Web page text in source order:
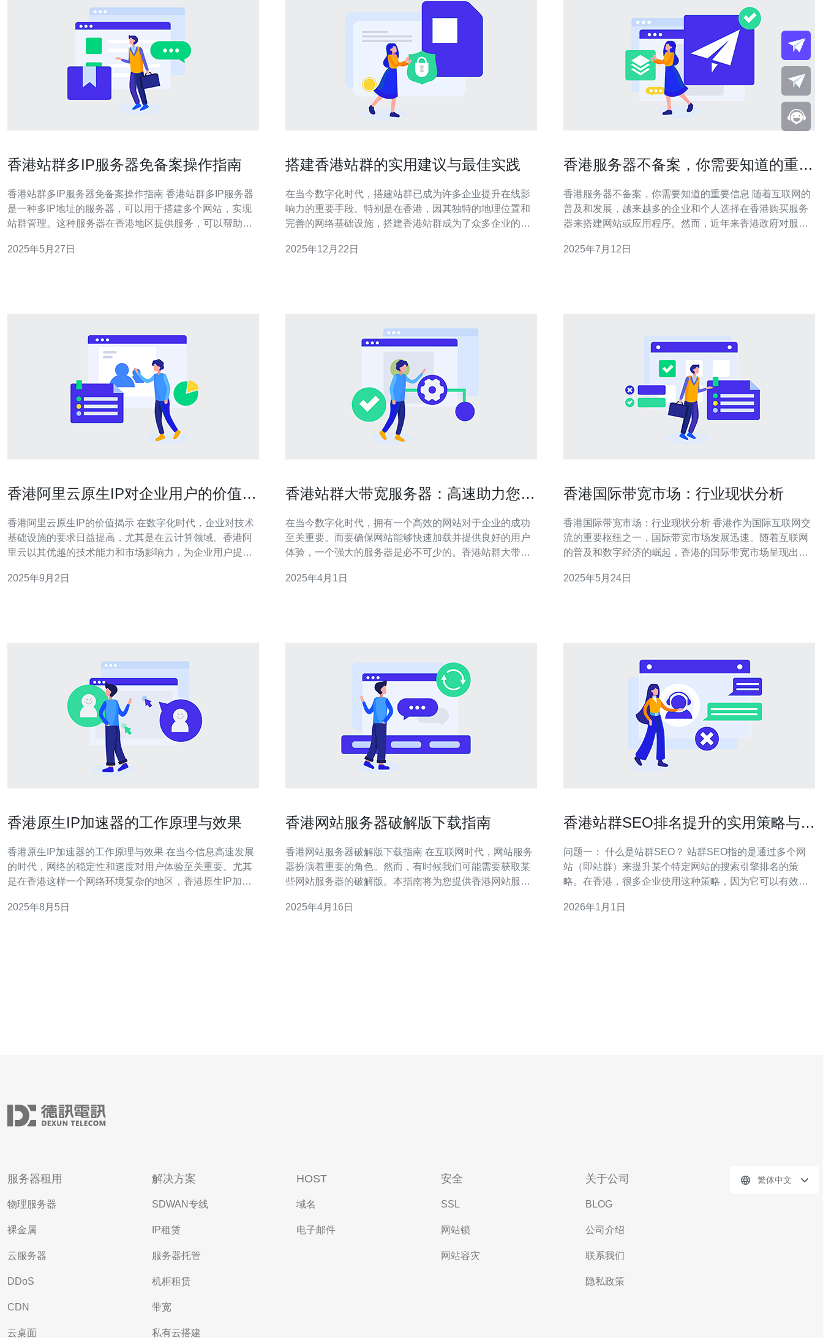
香港站群多IP服务器免备案操作指南
香港站群多IP服务器免备案操作指南 香港站群多IP服务器
是一种多IP地址的服务器，可以用于搭建多个网站，实现
站群管理。这种服务器在香港地区提供服务，可以帮助网
下优势： 稳定的网络环境，保障网站访问速度 丰富的IP资
2025年5月27日
搭建香港站群的实用建议与最佳实践
在当今数字化时代，搭建站群已成为许多企业提升在线影
响力的重要手段。特别是在香港，因其独特的地理位置和
完善的网络基础设施，搭建香港站群成为了众多企业的选
效的香港站群，分享一些最佳实践和实用建议，帮助您实
2025年12月22日
香港服务器不备案，你需要知道的重要
香港服务器不备案，你需要知道的重要信息 随着互联网的
普及和发展，越来越多的企业和个人选择在香港购买服务
器来搭建网站或应用程序。然而，近年来香港政府对服务
有什么影响感到困惑。下面就让我们来了解一下这方面的
2025年7月12日
香港阿里云原生IP对企业用户的价值剖
香港阿里云原生IP的价值揭示 在数字化时代，企业对技术
基础设施的要求日益提高，尤其是在云计算领域。香港阿
里云以其优越的技术能力和市场影响力，为企业用户提供
生IP的价值，帮助企业更好地理解其在业务发展中的重要
2025年9月2日
香港站群大带宽服务器：高速助力您的
在当今数字化时代，拥有一个高效的网站对于企业的成功
至关重要。而要确保网站能够快速加载并提供良好的用户
体验，一个强大的服务器是必不可少的。香港站群大带宽
可靠的性能，让您的网站在竞争激烈的在线世界中脱颖而
2025年4月1日
香港国际带宽市场：行业现状分析
香港国际带宽市场：行业现状分析 香港作为国际互联网交
流的重要枢纽之一，国际带宽市场发展迅速。随着互联网
的普及和数字经济的崛起，香港的国际带宽市场呈现出蓬
总体规模持续扩大，预计未来几年将保持增长趋势。香港
2025年5月24日
香港原生IP加速器的工作原理与效果
香港原生IP加速器的工作原理与效果 在当今信息高速发展
的时代，网络的稳定性和速度对用户体验至关重要。尤其
是在香港这样一个网络环境复杂的地区，香港原生IP加速
这一技术的工作原理及其效果，帮助用户更好地理解其背
2025年8月5日
香港网站服务器破解版下载指南
香港网站服务器破解版下载指南 在互联网时代，网站服务
器扮演着重要的角色。然而，有时候我们可能需要获取某
些网站服务器的破解版。本指南将为您提供香港网站服务
之前，我们必须确保获取资源的可信度。因此，在寻找香
2025年4月16日
香港站群SEO排名提升的实用策略与建
问题一： 什么是站群SEO？ 站群SEO指的是通过多个网
站（即站群）来提升某个特定网站的搜索引擎排名的策
略。在香港，很多企业使用这种策略，因为它可以有效增
站，可以增强目标网站的权威性，从而提高其在搜索引擎
2026年1月1日
服务器租用
物理服务器
裸金属
云服务器
DDoS
CDN
云桌面
解决方案
SDWAN专线
IP租赁
服务器托管
机柜租赁
带宽
私有云搭建
HOST
域名
电子邮件
安全
SSL
网站锁
网站容灾
关于公司
BLOG
公司介绍
联系我们
隐私政策
繁体中文